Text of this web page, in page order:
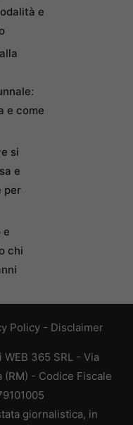
e
e come
si
e
per
e
chi
Policy - Disclaimer
365 SRL - Via
(RM) - Codice Fiscale
giornalistica, in